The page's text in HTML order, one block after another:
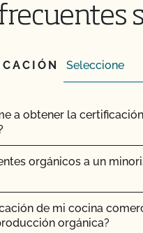
de certificación?
copia de mi informe de
de contacto
de mis certificados?
a obtener la
orgánicos a un
de mi cocina
orgánica?